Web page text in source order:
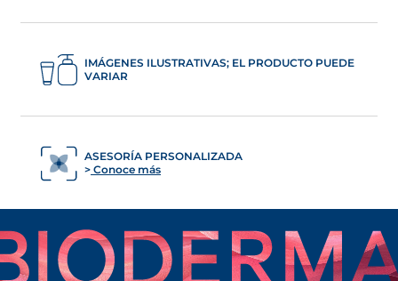
IMÁGENES ILUSTRATIVAS; EL PRODUCTO PUEDE
VARIAR
ASESORÍA PERSONALIZADA
Conoce más